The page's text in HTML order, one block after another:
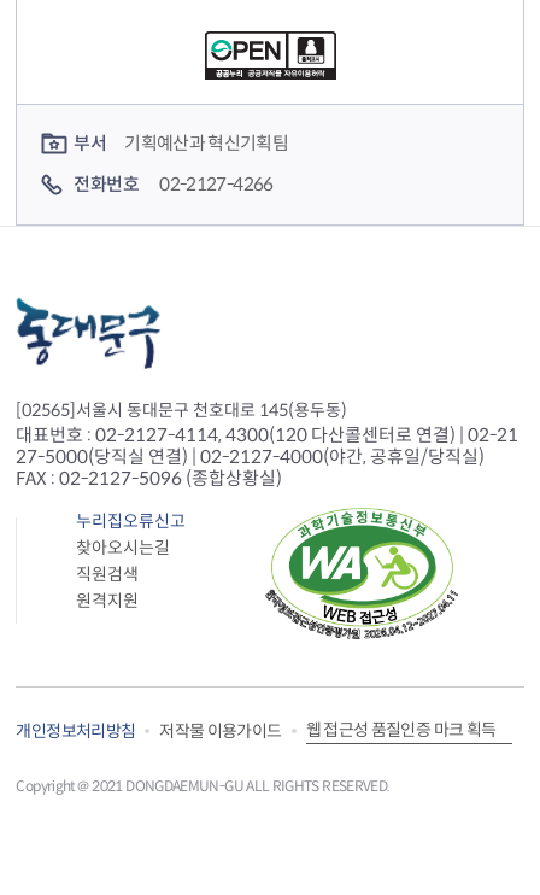
부서
기획예산과 혁신기획팀
전화번호
02-2127-4266
[02565]서울시 동대문구 천호대로 145(용두동)
대표번호 : 02-2127-4114, 4300(120 다산콜센터로 연결) | 02-21
27-5000(당직실 연결) | 02-2127-4000(야간, 공휴일/당직실)
FAX : 02-2127-5096 (종합상황실)
누리집오류신고
찾아오시는길
직원검색
원격지원
개인정보처리방침 저작물 이용가이드 웹 접근성 품질인증 마크 획득
Copyright＠ 2021 DONGDAEMUN-GU ALL RIGHTS RESERVED.